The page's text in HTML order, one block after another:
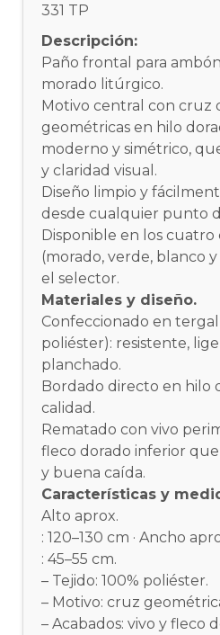
331 TP
Descripción:
Paño frontal para
morado litúrgico.
Motivo central con cruz
geométricas en hilo
moderno y simétrico,
y claridad visual.
Diseño limpio y
desde cualquier punto
Disponible en los
(morado, verde, blanco
el selector.
Materiales y diseño.
Confeccionado en
poliéster): resistente,
planchado.
Bordado directo en hilo
calidad.
Rematado con vivo
fleco dorado inferior
y buena caída.
Características y
Alto aprox.
: 120–130 cm · Ancho
: 45–55 cm.
– Tejido: 100% poliéster.
– Motivo: cruz
– Acabados: vivo y fleco